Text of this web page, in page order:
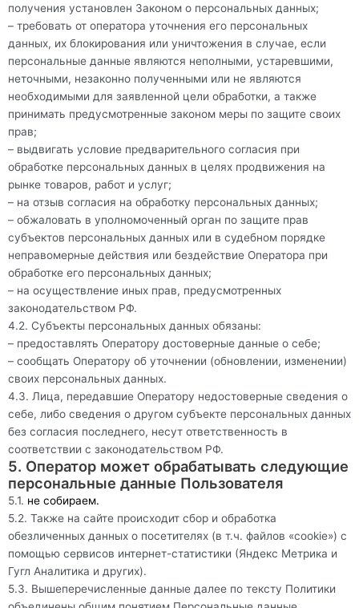
получения установлен Законом о персональных данных;
– требовать от оператора уточнения его персональных
данных, их блокирования или уничтожения в случае, если
персональные данные являются неполными, устаревшими,
неточными, незаконно полученными или не являются
необходимыми для заявленной цели обработки, а также
принимать предусмотренные законом меры по защите своих
прав;
– выдвигать условие предварительного согласия при
обработке персональных данных в целях продвижения на
рынке товаров, работ и услуг;
– на отзыв согласия на обработку персональных данных;
– обжаловать в уполномоченный орган по защите прав
субъектов персональных данных или в судебном порядке
неправомерные действия или бездействие Оператора при
обработке его персональных данных;
– на осуществление иных прав, предусмотренных
законодательством РФ.
4.2. Субъекты персональных данных обязаны:
– предоставлять Оператору достоверные данные о себе;
– сообщать Оператору об уточнении (обновлении, изменении)
своих персональных данных.
4.3. Лица, передавшие Оператору недостоверные сведения о
себе, либо сведения о другом субъекте персональных данных
без согласия последнего, несут ответственность в
соответствии с законодательством РФ.
5. Оператор может обрабатывать следующие
персональные данные Пользователя
5.1. не собираем.
5.2. Также на сайте происходит сбор и обработка
обезличенных данных о посетителях (в т.ч. файлов «cookie») с
помощью сервисов интернет-статистики (Яндекс Метрика и
Гугл Аналитика и других).
5.3. Вышеперечисленные данные далее по тексту Политики